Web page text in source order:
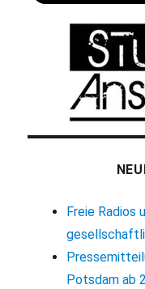
Freie Radios
Potsdam ab